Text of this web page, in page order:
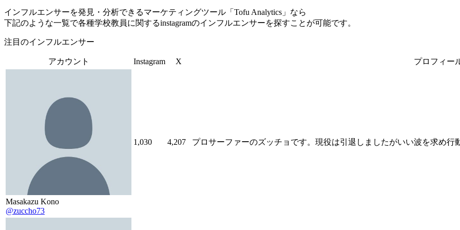
インフルエンサーを発見・分析できるマーケティングツール「Tofu Analytics」なら
下記のような一覧で各種学校教員に関するinstagramのインフルエンサーを探すことが可能です。
注目のインフルエンサー
アカウント Instagram X プロフィー
Masakazu Kono
@zuccho73
1,030 4,207 プロサーファーのズッチョです。現役は引退しましたがいい波を求め行